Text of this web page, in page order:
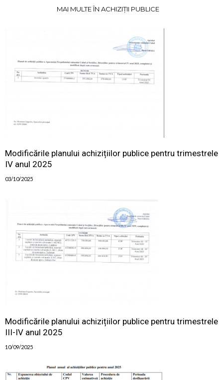
MAI MULTE ÎN ACHIZIȚII PUBLICE
Modificările planului achizițiilor publice pentru trimestrele
IV anul 2025
03/10/2025
Modificările planului achizițiilor publice pentru trimestrele
III-IV anul 2025
10/09/2025